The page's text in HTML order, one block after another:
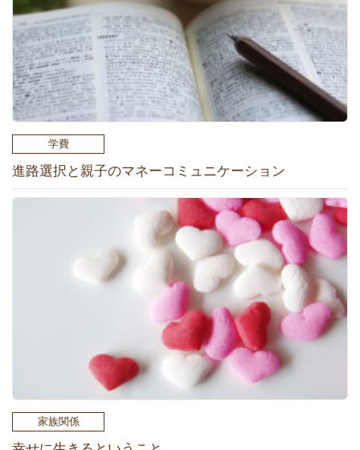
学費
進路選択と親子のマネーコミュニケーション
家族関係